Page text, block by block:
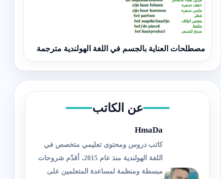
مصطلحات العناية بالجسم في اللغة الهولندية مترجمة
عن الكاتب
HmaDa
كاتب دروس ومحتوى تعليمي متخصص في
اللغة الهولندية منذ عام 2015، أقدّم شروحات
مبسطة ومنظمة لمساعدة المتعلمين على